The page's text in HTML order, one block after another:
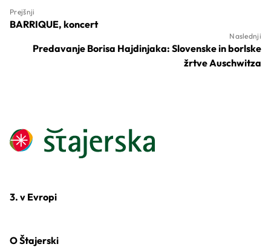
Prejšnji
BARRIQUE, koncert
Naslednji
Predavanje Borisa Hajdinjaka: Slovenske in borlske
žrtve Auschwitza
3. v Evropi
O Štajerski